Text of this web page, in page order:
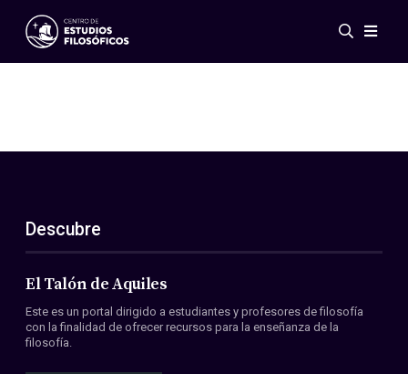
Eventos
ES
EN
Acerca de nosotros
Miembros
Convenios
Descubre
El Talón de Aquiles
Este es un portal dirigido a estudiantes y profesores de filosofía
con la finalidad de ofrecer recursos para la enseñanza de la
filosofía.